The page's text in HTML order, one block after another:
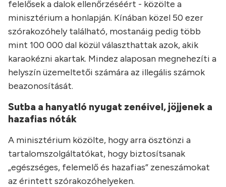
felelősek a dalok ellenőrzéséért - közölte a
minisztérium a honlapján. Kínában közel 50 ezer
szórakozóhely található, mostanáig pedig több
mint 100 000 dal közül választhattak azok, akik
karaokézni akartak. Mindez alaposan megnehezíti a
helyszín üzemeltetői számára az illegális számok
beazonosítását.
Sutba a hanyatló nyugat zenéivel, jöjjenek a
hazafias nóták
A minisztérium közölte, hogy arra ösztönzi a
tartalomszolgáltatókat, hogy biztosítsanak
„egészséges, felemelő és hazafias” zeneszámokat
az érintett szórakozóhelyeken.